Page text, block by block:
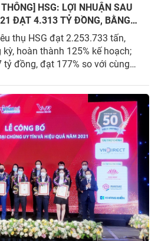
HSG: LỢI NHUẬN SAU
ĐẠT 4.313 TỶ ĐỒNG, BẰNG
thụ HSG đạt 2.253.733 tấn,
hoàn thành 125% kế hoạch;
đồng, đạt 177% so với cùng
đạt 374% so với cùng kỳ,